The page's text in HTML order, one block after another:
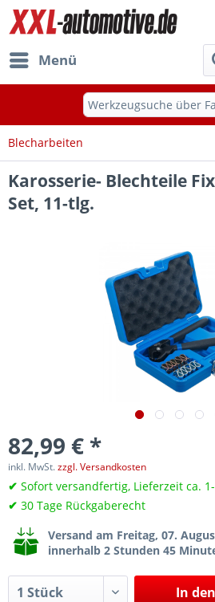
Menü
Werkzeugsuche über
Blecharbeiten
Karosserie- Blechteile
Set, 11-tlg.
82,99 € *
inkl. MwSt.zzgl. Versandkosten
✔ Sofort versandfertig, Lieferzeit ca.
✔ 30 Tage Rückgaberecht
Versand am Freitag, 07.
innerhalb 2 Stunden 45
In den